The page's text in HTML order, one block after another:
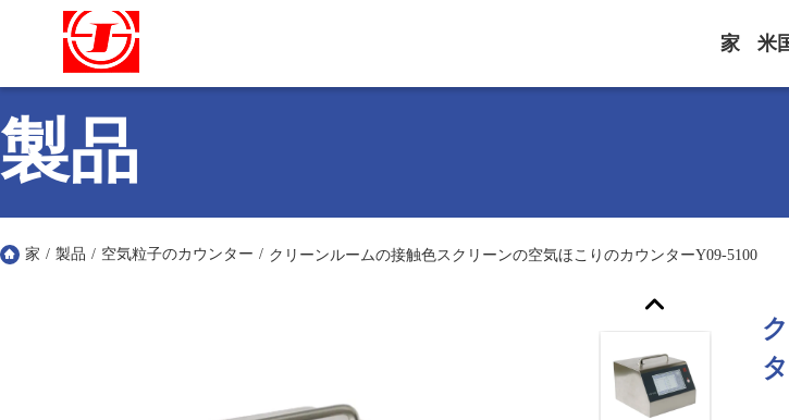
家 米
製品
家 / 製品 / 空気粒子のカウンター / クリーンルームの接触色スクリーンの空気ほこりのカウンターY09-5100